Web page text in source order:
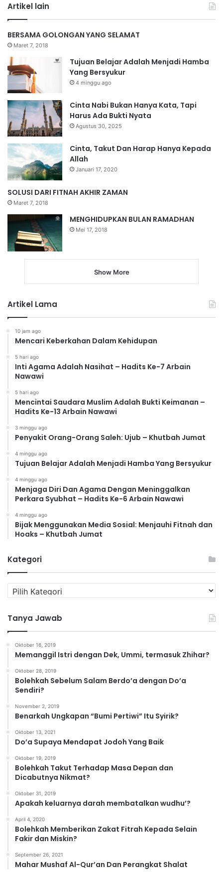
Artikel lain
BERSAMA GOLONGAN YANG SELAMAT
Maret 7, 2018
Tujuan Belajar Adalah Menjadi Hamba
Yang Bersyukur
4 minggu ago
Cinta Nabi Bukan Hanya Kata, Tapi
Harus Ada Bukti Nyata
Agustus 30, 2025
Cinta, Takut Dan Harap Hanya Kepada
Allah
Januari 17, 2020
SOLUSI DARI FITNAH AKHIR ZAMAN
Maret 7, 2018
MENGHIDUPKAN BULAN RAMADHAN
Mei 17, 2018
Show More
Artikel Lama
10 jam ago
Mencari Keberkahan Dalam Kehidupan
5 hari ago
Inti Agama Adalah Nasihat – Hadits Ke-7 Arbain
Nawawi
5 hari ago
Mencintai Saudara Muslim Adalah Bukti Keimanan –
Hadits Ke-13 Arbain Nawawi
3 minggu ago
Penyakit Orang-Orang Saleh: Ujub – Khutbah Jumat
4 minggu ago
Tujuan Belajar Adalah Menjadi Hamba Yang Bersyukur
4 minggu ago
Menjaga Diri Dan Agama Dengan Meninggalkan
Perkara Syubhat – Hadits Ke-6 Arbain Nawawi
4 minggu ago
Bijak Menggunakan Media Sosial: Menjauhi Fitnah dan
Hoaks – Khutbah Jumat
Kategori
a
e
g
Tanya Jawab
Oktober 16, 2019
Memanggil Istri dengan Dek, Ummi, termasuk Zhihar?
Oktober 28, 2019
Bolehkah Sebelum Salam Berdo’a dengan Do’a
Sendiri?
November 2, 2019
Benarkah Ungkapan “Bumi Pertiwi” Itu Syirik?
Oktober 13, 2021
Do’a Supaya Mendapat Jodoh Yang Baik
Oktober 19, 2019
Bolehkah Takut Terhadap Masa Depan dan
Dicabutnya Nikmat?
Oktober 31, 2019
Apakah keluarnya darah membatalkan wudhu’?
April 4, 2020
Bolehkah Memberikan Zakat Fitrah Kepada Selain
Fakir dan Miskin?
September 26, 2021
Mahar Mushaf Al-Qur’an Dan Perangkat Shalat